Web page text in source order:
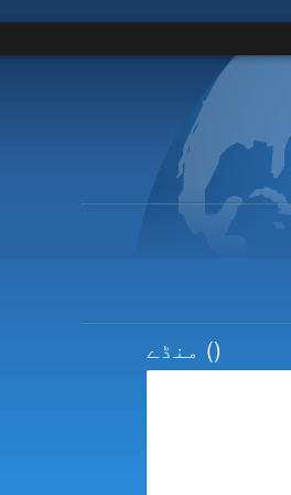
منڈے ()